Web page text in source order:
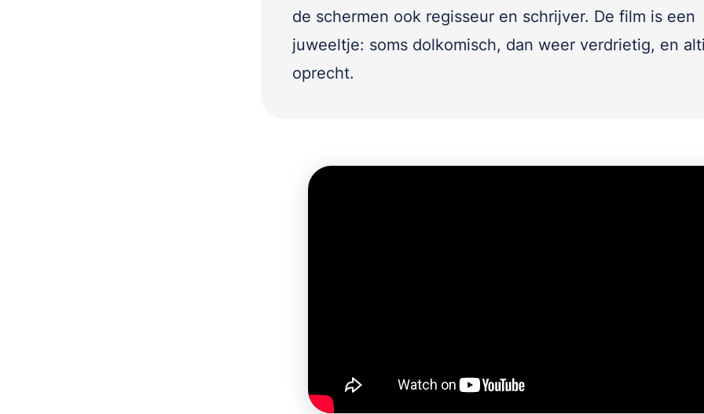
de schermen ook regisseur en schrijver. De film is een
juweeltje: soms dolkomisch, dan weer verdrietig, en
oprecht.